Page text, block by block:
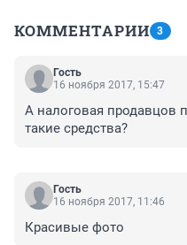
КОММЕНТАРИИ 3
Гость
16 ноября 2017, 15:47
А налоговая продавцов
такие средства?
Гость
16 ноября 2017, 11:46
Красивые фото